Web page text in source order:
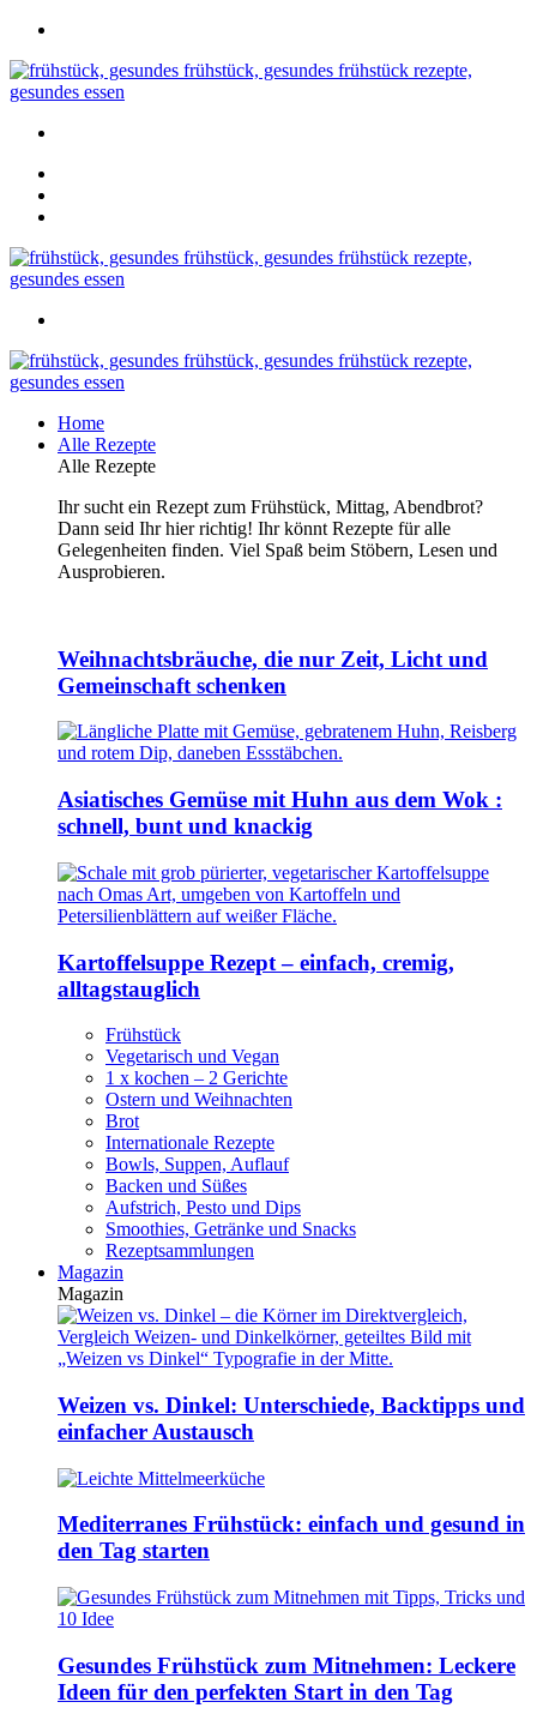
Home
Alle Rezepte
Alle Rezepte
Ihr sucht ein Rezept zum Frühstück, Mittag, Abendbrot?
Dann seid Ihr hier richtig! Ihr könnt Rezepte für alle
Gelegenheiten finden. Viel Spaß beim Stöbern, Lesen und
Ausprobieren.
Weihnachtsbräuche, die nur Zeit, Licht und
Gemeinschaft schenken
Asiatisches Gemüse mit Huhn aus dem Wok :
schnell, bunt und knackig
Kartoffelsuppe Rezept – einfach, cremig,
alltagstauglich
Frühstück
Vegetarisch und Vegan
1 x kochen – 2 Gerichte
Ostern und Weihnachten
Brot
Internationale Rezepte
Bowls, Suppen, Auflauf
Backen und Süßes
Aufstrich, Pesto und Dips
Smoothies, Getränke und Snacks
Rezeptsammlungen
Magazin
Magazin
Weizen vs. Dinkel: Unterschiede, Backtipps und
einfacher Austausch
Mediterranes Frühstück: einfach und gesund in
den Tag starten
Gesundes Frühstück zum Mitnehmen: Leckere
Ideen für den perfekten Start in den Tag